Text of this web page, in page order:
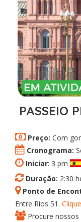
PASSEIO
Preço: Com
Cronograma:
Iniciar: 3 pm
Duração: 2:30
Ponto de
Entre Rios 51.
Procure nossos